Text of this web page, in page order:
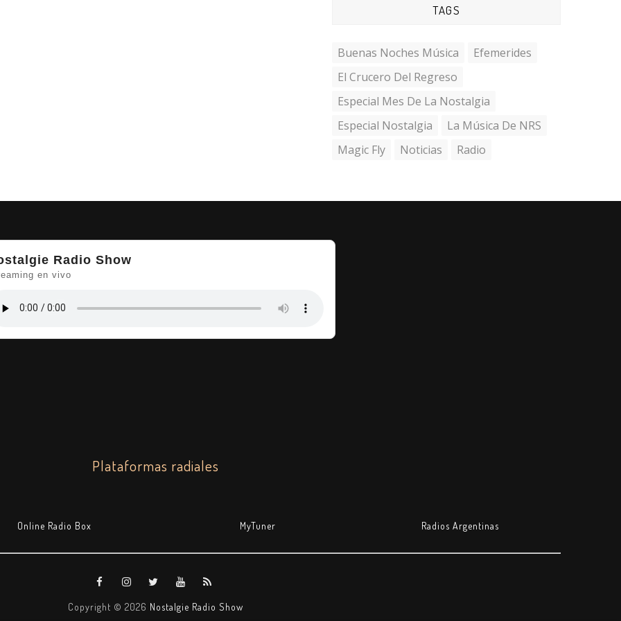
TAGS
Buenas Noches Música
Efemerides
El Crucero Del Regreso
Especial Mes De La Nostalgia
Especial Nostalgia
La Música De NRS
Magic Fly
Noticias Radio
Radio Show
en vivo
Plataformas radiales
Online Radio Box MyTuner Radios Argentinas
Copyright © 2026 Nostalgie Radio Show